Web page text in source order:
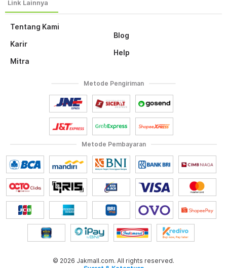
Tentang Kami
Karir
Mitra
Blog
Help
Metode Pembayaran
Metode Pengiriman
© 2026 Jakmall.com. All rights reserved.